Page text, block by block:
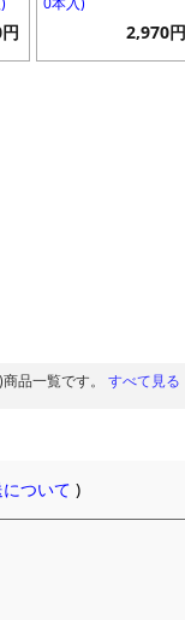
2,970円
品一覧です。 すべて見る
ついて )